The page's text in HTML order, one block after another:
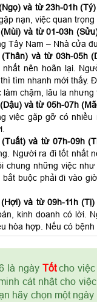
và từ 23h-01h (Tý)
nạn, việc quan
và từ 01-03h
Tây Nam – Nhà cửa
và từ 03h-05h
nhất nên hoãn lại.
tìm nhanh mới thấy.
chậm, lâu la nhưng
và từ 05h-07h
việc gặp gỡ có
và từ 07h-09h
Người ra đi tốt nhất
chung những việc
bắt buộc phải đi vào
và từ 09h-11h (Tị)
kinh doanh có lời.
hòa hợp. Nếu có
là ngày Tốtcho việc
cát nhật cho
hãy chọn một